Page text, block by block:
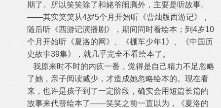
期了。所以笑笑除了和姥爷闹腾外，主要是听故事。
——其实笑笑从4岁5个月开始听《曹灿版西游记》，
随后听《西游记演播剧》，期间同时看绘本；到4岁10
个月开始听《夏洛的网》、《棚车少年1》、《中国历
史故事39集》，就几乎完全不看绘本了。
我原来时不时的内疚一番，觉得是自己精力不足忽略
了她，亲子阅读减少，才造成她忽略绘本的。现在看
来，也许是孩子到了一定阶段，确实会用短篇长篇的
故事来代替绘本了——笑笑之前一直以为，《夏洛的